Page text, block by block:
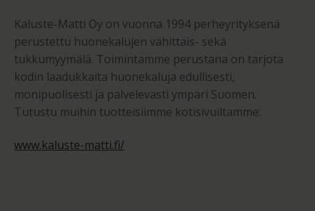
Kaluste-Matti Oy on vuonna 1994 perheyrityksenä
perustettu huonekalujen vähittäis- sekä
tukkumyymälä. Toimintamme perustana on tarjota
kodin laadukkaita huonekaluja edullisesti,
monipuolisesti ja palvelevasti ympäri Suomen.
Tutustu muihin tuotteisiimme kotisivuiltamme:
www.kaluste-matti.fi/